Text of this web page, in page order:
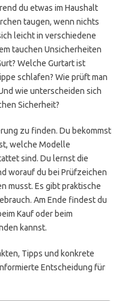
du etwas im Haushalt
taugen, wenn nichts
leicht in verschiedene
tauchen Unsicherheiten
Welche Gurtart ist
schlafen? Wie prüft man
wie unterscheiden sich
Sicherheit?
zu finden. Du bekommst
welche Modelle
sind. Du lernst die
worauf du bei Prüfzeichen
musst. Es gibt praktische
Am Ende findest du
Kauf oder beim
kannst.
Tipps und konkrete
Entscheidung für